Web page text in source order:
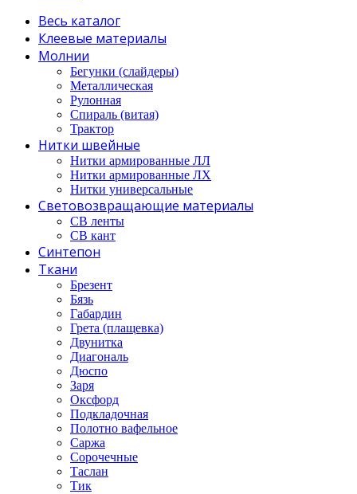
Весь каталог
Клеевые материалы
Молнии
Бегунки (слайдеры)
Металлическая
Рулонная
Спираль (витая)
Трактор
Нитки швейные
Нитки армированные ЛЛ
Нитки армированные ЛХ
Нитки универсальные
Световозвращающие материалы
СВ ленты
СВ кант
Синтепон
Ткани
Брезент
Бязь
Габардин
Грета (плащевка)
Двунитка
Диагональ
Дюспо
Заря
Оксфорд
Подкладочная
Полотно вафельное
Саржа
Сорочечные
Таслан
Тик